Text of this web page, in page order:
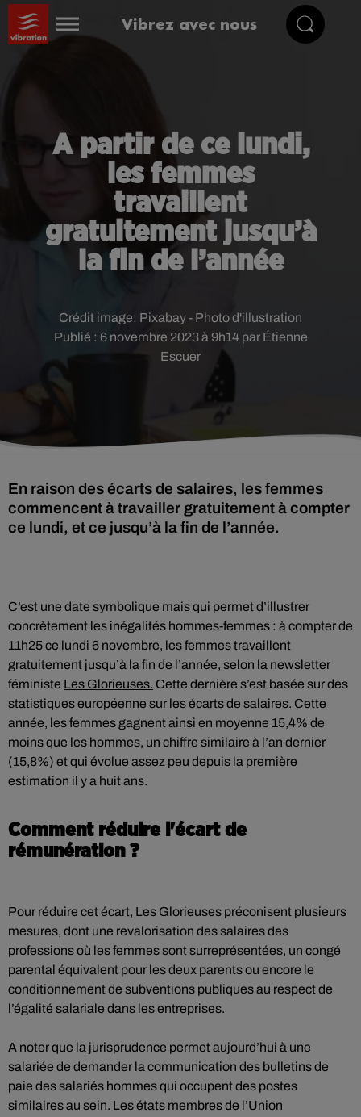
Vibrez avec nous
A partir de ce lundi,
les femmes
travaillent
gratuitement jusqu’à
la fin de l’année
Publié : 6 novembre 2023 à 9h14 par Étienne
Escuer
Crédit image: Pixabay - Photo d'illustration
En raison des écarts de salaires, les femmes
commencent à travailler gratuitement à compter
ce lundi, et ce jusqu’à la fin de l’année.
C’est une date symbolique mais qui permet d’illustrer
concrètement les inégalités hommes-femmes : à compter de
11h25 ce lundi 6 novembre, les femmes travaillent
gratuitement jusqu’à la fin de l’année, selon la newsletter
féministe Les Glorieuses. Cette dernière s’est basée sur des
statistiques européenne sur les écarts de salaires. Cette
année, les femmes gagnent ainsi en moyenne 15,4% de
moins que les hommes, un chiffre similaire à l’an dernier
(15,8%) et qui évolue assez peu depuis la première
estimation il y a huit ans.
Comment réduire l'écart de
rémunération ?
Pour réduire cet écart, Les Glorieuses préconisent plusieurs
mesures, dont une revalorisation des salaires des
professions où les femmes sont surreprésentées, un congé
parental équivalent pour les deux parents ou encore le
conditionnement de subventions publiques au respect de
l’égalité salariale dans les entreprises.
A noter que la jurisprudence permet aujourd’hui à une
salariée de demander la communication des bulletins de
paie des salariés hommes qui occupent des postes
similaires au sein. Les états membres de l’Union